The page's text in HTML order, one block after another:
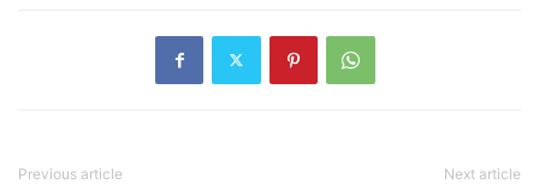
Previous article Next article